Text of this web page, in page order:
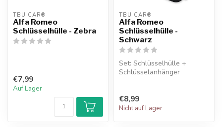
TBU CAR®
Alfa Romeo
Schlüsselhülle - Zebra
€7,99
Auf Lager
TBU CAR®
Alfa Romeo
Schlüsselhülle -
Schwarz
Set: Schlüsselhülle +
Schlüsselanhänger
€8,99
Nicht auf Lager